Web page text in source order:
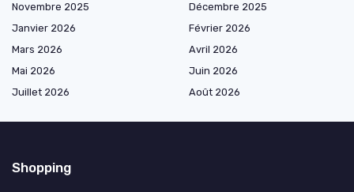
Novembre 2025
Décembre 2025
Janvier 2026
Février 2026
Mars 2026
Avril 2026
Mai 2026
Juin 2026
Juillet 2026
Août 2026
Shopping